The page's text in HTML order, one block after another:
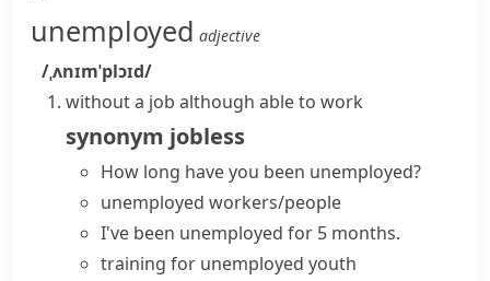
unemployed adjective
/ˌʌnɪmˈplɔɪd/
without a job although able to work
synonym jobless
How long have you been unemployed?
unemployed workers/people
I've been unemployed for 5 months.
training for unemployed youth